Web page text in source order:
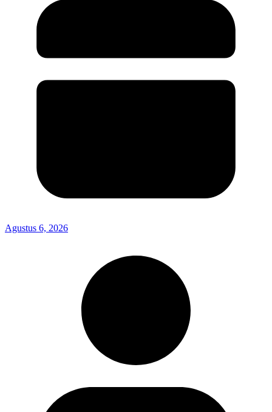
Agustus 6, 2026